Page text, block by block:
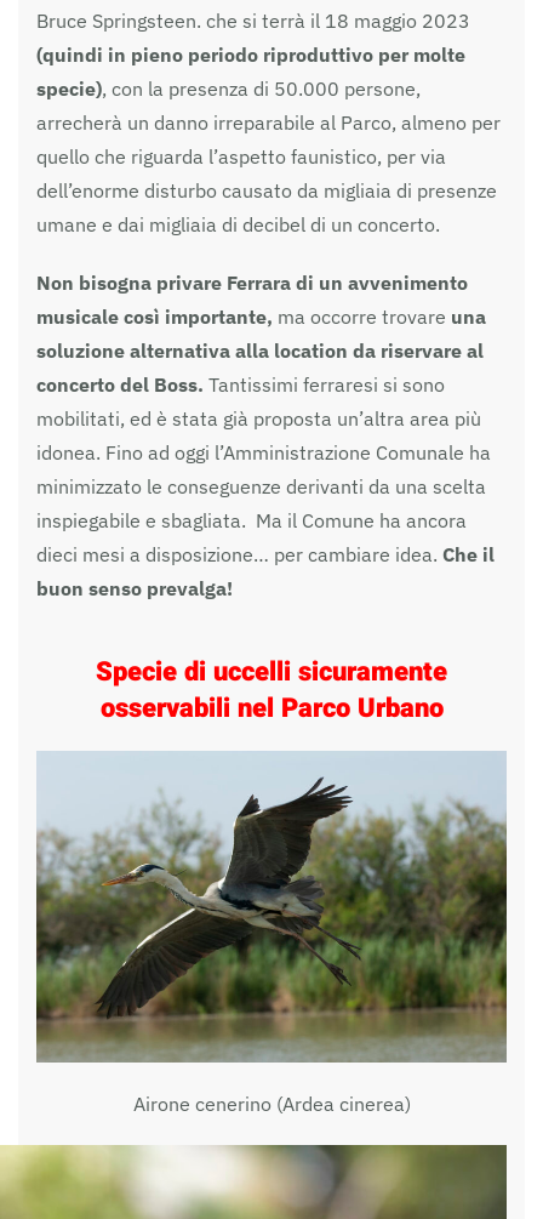
Bruce Springsteen. che si terrà il 18 maggio 2023
(quindi in pieno periodo riproduttivo per molte
specie), con la presenza di 50.000 persone,
arrecherà un danno irreparabile al Parco, almeno per
quello che riguarda l’aspetto faunistico, per via
dell’enorme disturbo causato da migliaia di presenze
umane e dai migliaia di decibel di un concerto.
Non bisogna privare Ferrara di un avvenimento
musicale così importante, ma occorre trovare una
soluzione alternativa alla location da riservare al
concerto del Boss. Tantissimi ferraresi si sono
mobilitati, ed è stata già proposta un’altra area più
idonea. Fino ad oggi l’Amministrazione Comunale ha
minimizzato le conseguenze derivanti da una scelta
inspiegabile e sbagliata. Ma il Comune ha ancora
dieci mesi a disposizione… per cambiare idea. Che il
buon senso prevalga!
Specie di uccelli sicuramente
osservabili nel Parco Urbano
Airone cenerino (Ardea cinerea)